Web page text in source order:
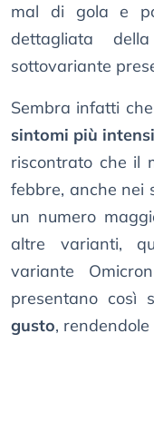
mal di gola e
dettagliata
sottovariante
Sembra infatti
sintomi più
riscontrato che il
febbre, anche nei
un numero
altre varianti,
variante
presentano così
gusto,